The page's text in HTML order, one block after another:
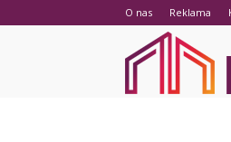
O nas Reklama